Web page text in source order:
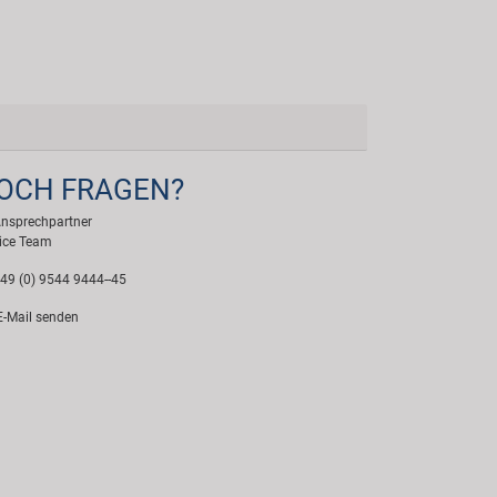
FRAGEN?
Team
(0) 9544 9444--45
Mail senden